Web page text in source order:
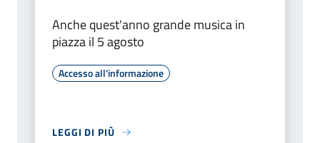
Anche quest'anno grande musica in
piazza il 5 agosto
Accesso all'informazione
LEGGI DI PIÙ